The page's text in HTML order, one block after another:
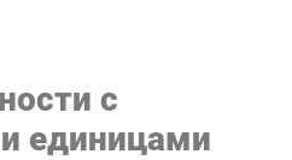
с
единицами